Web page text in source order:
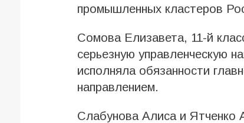
промышленных кластеров
Сомова Елизавета, 11-й
серьезную управленческую
исполняла обязанности
направлением.
Слабунова Алиса и Ятченко